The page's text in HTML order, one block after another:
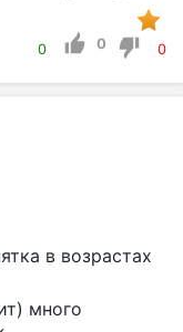
0 0 0
в возрастах
много